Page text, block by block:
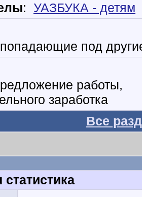
: УАЗБУКА - детям
под
работы,
заработка
Все